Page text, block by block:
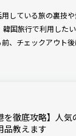
している旅の裏技
国旅行で利用した
、チェックアウト
としたときに「ロ
を徹底攻略】人
品教えます